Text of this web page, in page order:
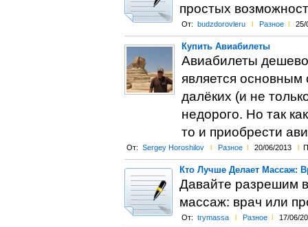
простых
От: budzdorovleru l Разное l 25/
Купить Авиабилеты
Авиабилеты дешево
является
далёких (и не
недорого. Но так
то и приобрести
От: Sergey Horoshilov l Разное l 20/06/2013 l
Кто Лучше Делает Массаж:
Давайте разрешим
массаж: врач или
От: trymassa l Разное l 17/06/